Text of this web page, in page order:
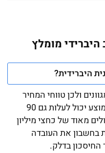
מומלץ
היברידית?
ולכן טווחי המחיר
הם גדולים מאוד. רכב חדש ממוצע יכול לעלות גם 90
מאוד של כחצי מיליון
בחשבון את העובדה
החיסכון בדלק.